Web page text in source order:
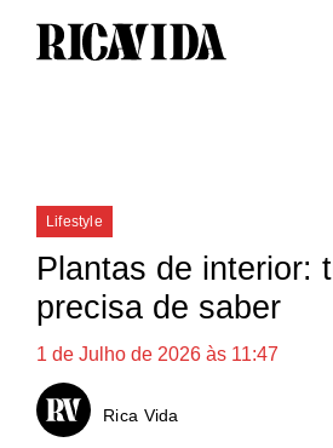
Categorias
Lifestyle
Plantas de interior:
precisa de saber
1 de Julho de 2026 às 11:47
Rica Vida